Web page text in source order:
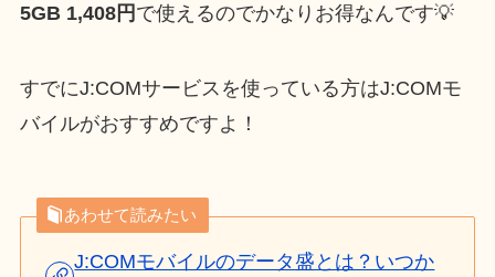
5GB 1,408円 で使えるのでかなりお得なんです💡
すでにJ:COMサービスを使っている方はJ:COMモ
バイルがおすすめですよ！
あわせて読みたい
J:COMモバイルのデータ盛とは？いつか